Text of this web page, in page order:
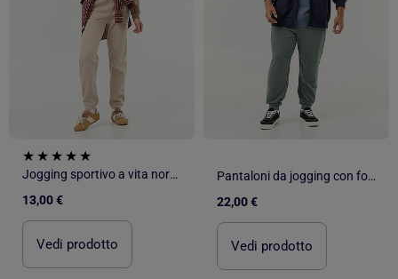
Jogging sportivo a vita normale
13,00 €
Vedi prodotto
Pantaloni da jogging con fondo stretto e tasche con zip
22,00 €
Vedi prodotto